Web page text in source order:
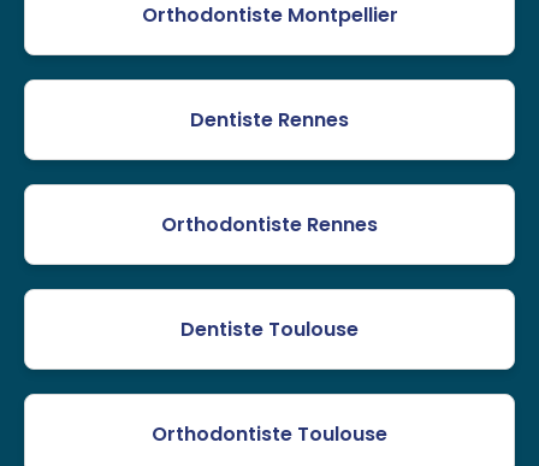
Orthodontiste Montpellier
Dentiste Rennes
Orthodontiste Rennes
Dentiste Toulouse
Orthodontiste Toulouse